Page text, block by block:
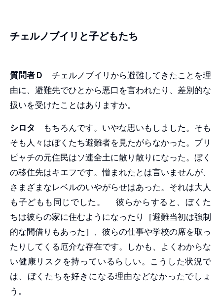
チェルノブイリと子どもたち
質問者Ｄ
チェルノブイリから避難してきたことを理
由に、避難先でひとから悪口を言われたり、差別的な
扱いを受けたことはありますか。
シロタ もちろんです。いやな思いもしました。そも
そも人々はぼくたち避難者を見たがらなかった。プリ
ピャチの元住民はソ連全土に散り散りになった。ぼく
の移住先はキエフです。憎まれたとは言いませんが、
さまざまなレベルのいやがらせはあった。それは大人
も子どもも同じでした。 彼らからすると、ぼくた
ちは彼らの家に住むようになったり［避難当初は強制
的な間借りもあった］、彼らの仕事や学校の席を取っ
たりしてくる厄介な存在です。しかも、よくわからな
い健康リスクを持っているらしい。こうした状況で
は、ぼくたちを好きになる理由などなかったでしょ
う。